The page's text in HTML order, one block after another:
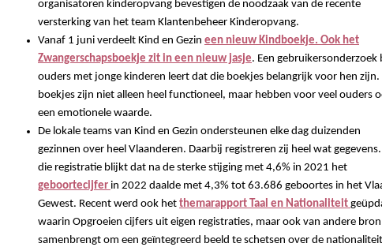
organisatoren kinderopvang bevestigen de noodzaak van de recente
versterking van het team Klantenbeheer Kinderopvang.
Vanaf 1 juni verdeelt Kind en Gezin een nieuw Kindboekje. Ook het
Zwangerschapsboekje zit in een nieuw jasje. Een gebruikersonderzoek
ouders met jonge kinderen leert dat die boekjes belangrijk voor hen zijn.
boekjes zijn niet alleen heel functioneel, maar hebben voor veel ouders
een emotionele waarde.
De lokale teams van Kind en Gezin ondersteunen elke dag duizenden
gezinnen over heel Vlaanderen. Daarbij registreren zij heel wat
die registratie blijkt dat na de sterke stijging met 4,6% in 2021 het
geboortecijfer in 2022 daalde met 4,3% tot 63.686 geboortes in het
Gewest. Recent werd ook het themarapport Taal en Nationaliteit
waarin Opgroeien cijfers uit eigen registraties, maar ook van andere
samenbrengt om een geïntegreerd beeld te schetsen over de